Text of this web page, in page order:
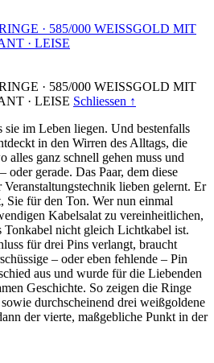
· 585/000 WEISSGOLD MIT
· LEISE
· 585/000 WEISSGOLD MIT
· LEISE Schliessen ↑
sie im Leben liegen. Und bestenfalls
in den Wirren des Alltags, die
alles ganz schnell gehen muss und
oder gerade. Das Paar, dem diese
lieben gelernt. Er
für den Ton. Wer nun einmal
Kabelsalat zu vereinheitlichen,
Tonkabel nicht gleich Lichtkabel ist.
für drei Pins verlangt, braucht
– oder eben fehlende – Pin
aus und wurde für die Liebenden
Geschichte. So zeigen die Ringe
durchscheinend drei weißgoldene
der vierte, maßgebliche Punkt in der